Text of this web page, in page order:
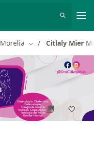
Morelia Cambiar de ciudad
Citlaly Mier